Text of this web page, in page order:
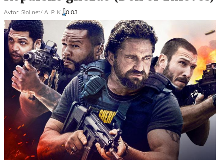
Avtor: Siol.net/ A. P. K. 0,03